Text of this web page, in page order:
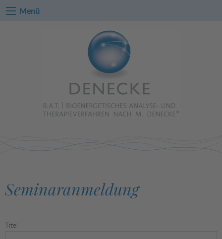
Menü
Seminaranmeldung
Titel